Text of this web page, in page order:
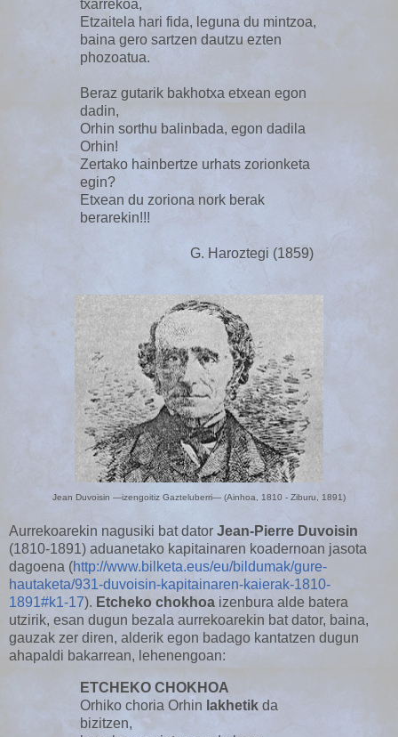
txarrekoa,
Etzaitela hari fida, leguna du mintzoa,
baina gero sartzen dautzu ezten
phozoatua.
Beraz gutarik bakhotxa etxean egon
dadin,
Orhin sorthu balinbada, egon dadila
Orhin!
Zertako hainbertze urhats zorionketa
egin?
Etxean du zoriona nork berak
berarekin!!!
G. Haroztegi (1859)
Jean Duvoisin —izengoitiz Gazteluberri— (Ainhoa, 1810 - Ziburu, 1891)
Aurrekoarekin nagusiki bat dator Jean-Pierre Duvoisin
(1810-1891) aduanetako kapitainaren koadernoan jasota
dagoena (http://www.bilketa.eus/eu/bildumak/gure-
hautaketa/931-duvoisin-kapitainaren-kaierak-1810-
1891#k1-17). Etcheko chokhoa izenbura alde batera
utzirik, esan dugun bezala aurrekoarekin bat dator, baina,
gauzak zer diren, alderik egon badago kantatzen dugun
ahapaldi bakarrean, lehenengoan:
ETCHEKO CHOKHOA
Orhiko choria Orhin lakhetik da
bizitzen,